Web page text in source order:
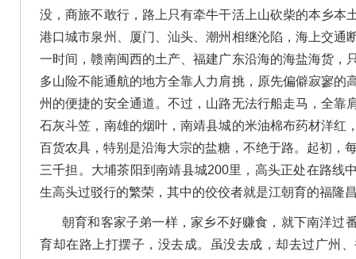
没，商旅不敢行，路上只有牵牛干活上山砍柴的本乡本
港口城市泉州、厦门、汕头、潮州相继沦陷，海上交通
一时间，赣南闽西的土产、福建广东沿海的海盐海货，
多山险不能通航的地方全靠人力肩挑，原先偏僻寂寥的
州的便捷的安全通道。不过，山路无法行船走马，全靠
石灰斗笠，南雄的烟叶，南靖县城的米油棉布药材洋红
百货农具，特别是沿海大宗的盐糖，不绝于路。起初，
三千担。大埔茶阳到南靖县城200里，高头正处在路线
生高头过驳行的繁荣，其中的佼佼者就是江朝育的福隆
朝育和客家子弟一样，家乡不好赚食，就下南洋过
育却在路上打摆子，没去成。虽没去成，却去过广州